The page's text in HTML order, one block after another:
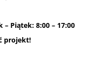
– Piątek: 8:00 – 17:00
projekt!